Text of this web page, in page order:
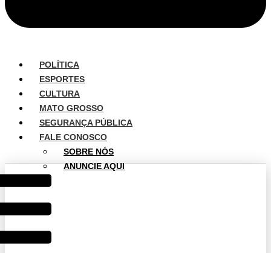
POLÍTICA
ESPORTES
CULTURA
MATO GROSSO
SEGURANÇA PÚBLICA
FALE CONOSCO
SOBRE NÓS
ANUNCIE AQUI